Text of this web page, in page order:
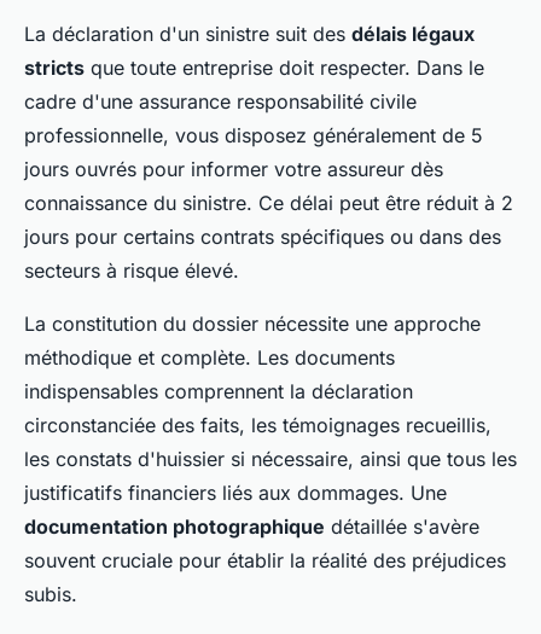
La déclaration d'un sinistre suit des délais légaux
stricts que toute entreprise doit respecter. Dans le
cadre d'une assurance responsabilité civile
professionnelle, vous disposez généralement de 5
jours ouvrés pour informer votre assureur dès
connaissance du sinistre. Ce délai peut être réduit à 2
jours pour certains contrats spécifiques ou dans des
secteurs à risque élevé.
La constitution du dossier nécessite une approche
méthodique et complète. Les documents
indispensables comprennent la déclaration
circonstanciée des faits, les témoignages recueillis,
les constats d'huissier si nécessaire, ainsi que tous les
justificatifs financiers liés aux dommages. Une
documentation photographique détaillée s'avère
souvent cruciale pour établir la réalité des préjudices
subis.